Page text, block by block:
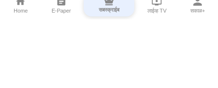
Home E-Paper सबस्क्राईब लाईव्ह TV सकाळ+